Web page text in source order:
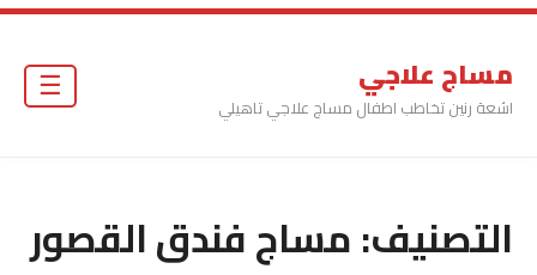
مساج علاجي
اشعة رنين تخاطب اطفال مساج علاجي تاهيلي
التصنيف:مساج فندق القصور